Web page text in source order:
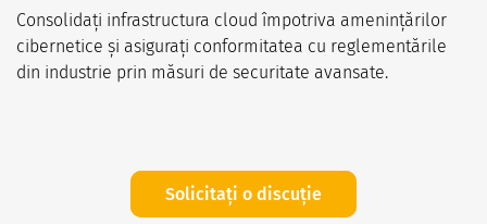
Consolidați infrastructura cloud împotriva amenințărilor
cibernetice și asigurați conformitatea cu reglementările
din industrie prin măsuri de securitate avansate.
Solicitați o discuție